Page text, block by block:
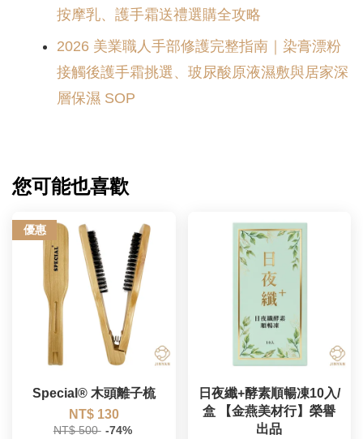
按摩乳、護手霜送禮選購全攻略
2026 美業職人手部修護完整指南｜染膏漂粉
接觸後護手霜挑選、玻尿酸原液濕敷與居家深
層保濕 SOP
您可能也喜歡
優惠
Special® 木頭離子梳
NT$ 130
NT$ 500 -74%
日夜纖+酵素順暢凍10入/
盒 【金燕美材行】榮譽
出品